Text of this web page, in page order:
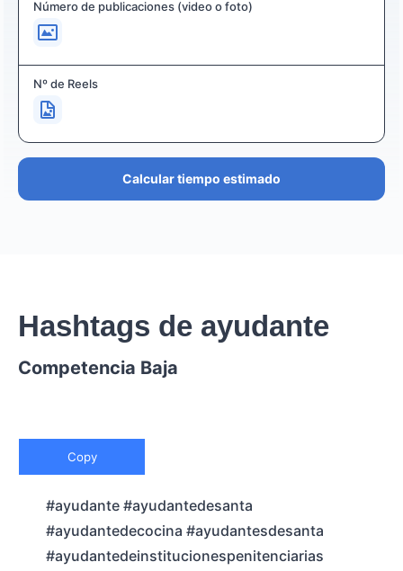
Número de publicaciones (video o foto)
Nº de Reels
Calcular tiempo estimado
Hashtags de ayudante
Competencia Baja
Copy
#ayudante #ayudantedesanta
#ayudantedecocina #ayudantesdesanta
#ayudantedeinstitucionespenitenciarias